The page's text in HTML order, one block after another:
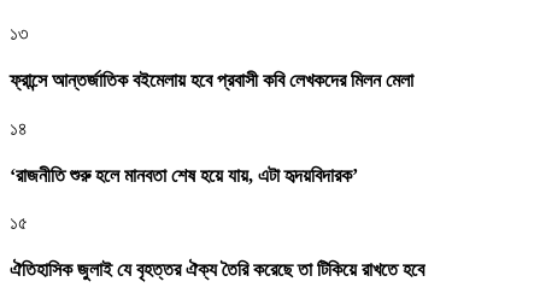
১৩
ফ্রান্সে আন্তর্জাতিক বইমেলায় হবে প্রবাসী কবি লেখকদের মিলন মেলা
১৪
‘রাজনীতি শুরু হলে মানবতা শেষ হয়ে যায়, এটা হৃদয়বিদারক’
১৫
ঐতিহাসিক জুলাই যে বৃহত্তর ঐক্য তৈরি করেছে তা টিকিয়ে রাখতে হবে